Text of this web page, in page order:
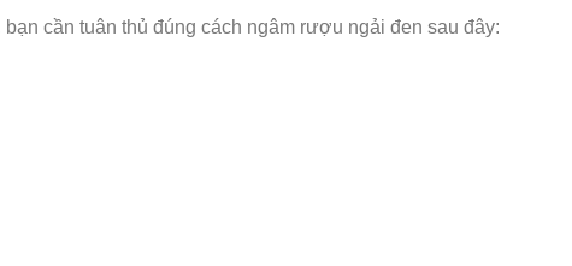
cần tuân thủ đúng cách ngâm rượu ngải đen sau đây: